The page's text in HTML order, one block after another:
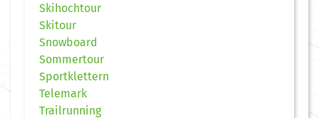
Skihochtour
Skitour
Snowboard
Sommertour
Sportklettern
Telemark
Trailrunning